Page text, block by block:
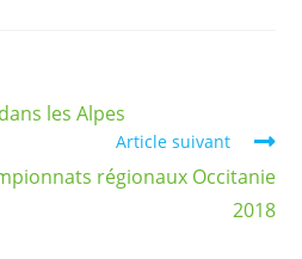
les Alpes
Article suivant
régionaux Occitanie
2018